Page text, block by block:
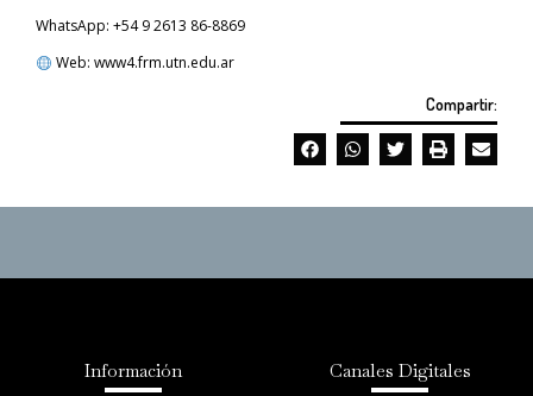
WhatsApp: +54 9 2613 86-8869
Web: www4.frm.utn.edu.ar
Compartir:
Información Canales Digitales